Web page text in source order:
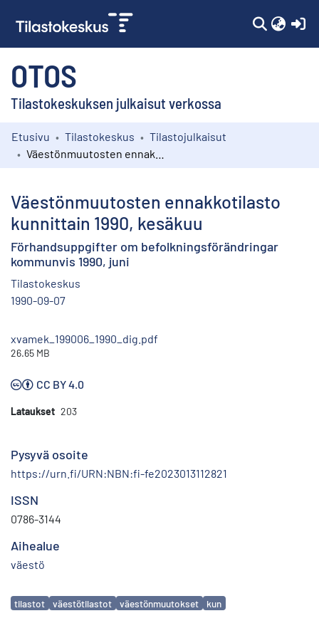
OTOS
Tilastokeskuksen julkaisut verkossa
Kokoelmat
Etusivu Tilastokeskus
Tilastojulkaisut
Väestönmuutosten ennakkotilasto
kunnittain 1990, kesäkuu
Förhandsuppgifter om befolkningsförändringar
kommunvis 1990, juni
Tilastokeskus
1990-09-07
xvamek_199006_1990_dig.pdf
26.65 MB
CC BY 4.0
Lataukset 203
Pysyvä osoite
https://urn.fi/URN:NBN:fi-fe2023013112821
ISSN
0786-3144
Aihealue
väestö
Avainsanat
tilastot väestötilastot väestönmuutokset kun